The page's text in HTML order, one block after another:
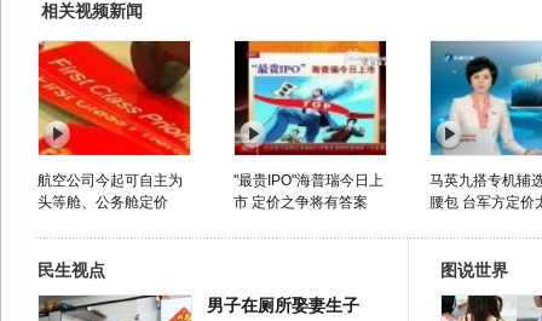
相关视频新闻
航空公司今起可自主为
头等舱、公务舱定价
"最贵IPO"海普瑞今日上
市 定价之争将有答案
马英九搭专机辅
腰包 台军方定价
民生视点
男子在厕所娶妻生子
图说世界